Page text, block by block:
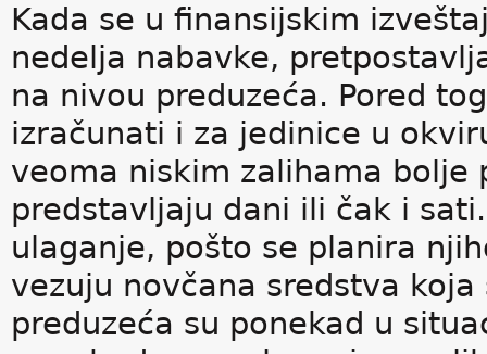
Kada se u finansijskim
nedelja nabavke,
na nivou preduzeća. Pored
izračunati i za jedinice u
veoma niskim zalihama bolje
predstavljaju dani ili čak i
ulaganje, pošto se planira
vezuju novčana sredstva
preduzeća su ponekad u